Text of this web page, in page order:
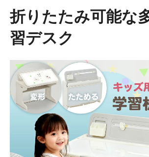
折りたたみ可能な
習デスク